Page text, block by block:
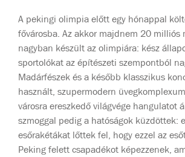
A pekingi olimpia előtt egy hónappal
fővárosba. Az akkor majdnem 20 milliós
nagyban készült az olimpiára: kész
sportolókat az építészeti szempontból
Madárfészek és a később klasszikus
használt, szupermodern
városra ereszkedő világvége hangulatot
szmoggal pedig a hatóságok küzdöttek:
esőrakétákat lőttek fel, hogy ezzel az
Peking felett csapadékot képezzenek,